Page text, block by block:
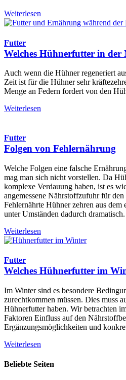
Weiterlesen
Futter
Welches Hühnerfutter in der
Auch wenn die Hühner regeneriert
Zeit ist für die Hühner sehr
Menge an Federn fordert von den
Weiterlesen
Futter
Folgen von Fehlernährung
Welche Folgen eine falsche
mag man sich nicht vorstellen. Da
komplexe Verdauung haben, ist es
angemessene Nährstoffzufuhr für
Fehlernährte Hühner zehren aus
unter Umständen dadurch dramatisch.
Weiterlesen
Futter
Welches Hühnerfutter im
Im Winter sind es besondere
zurechtkommen müssen. Dies muss
Hühnerfutter haben. Wir betrachten
Faktoren Einfluss auf den
Ergänzungsmöglichkeiten und
Weiterlesen
Beliebte Seiten